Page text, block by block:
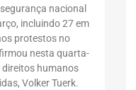
nacional
incluindo 27 em
protestos no
nesta quarta-
direitos humanos
Volker Tuerk.